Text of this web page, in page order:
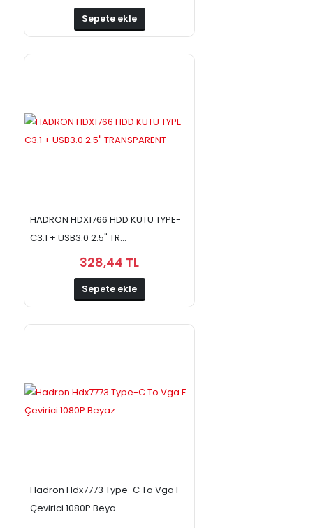
Sepete ekle
HADRON HDX1766 HDD KUTU TYPE-
C3.1 + USB3.0 2.5" TR...
328,44 TL
Sepete ekle
Hadron Hdx7773 Type-C To Vga F
Çevirici 1080P Beya...